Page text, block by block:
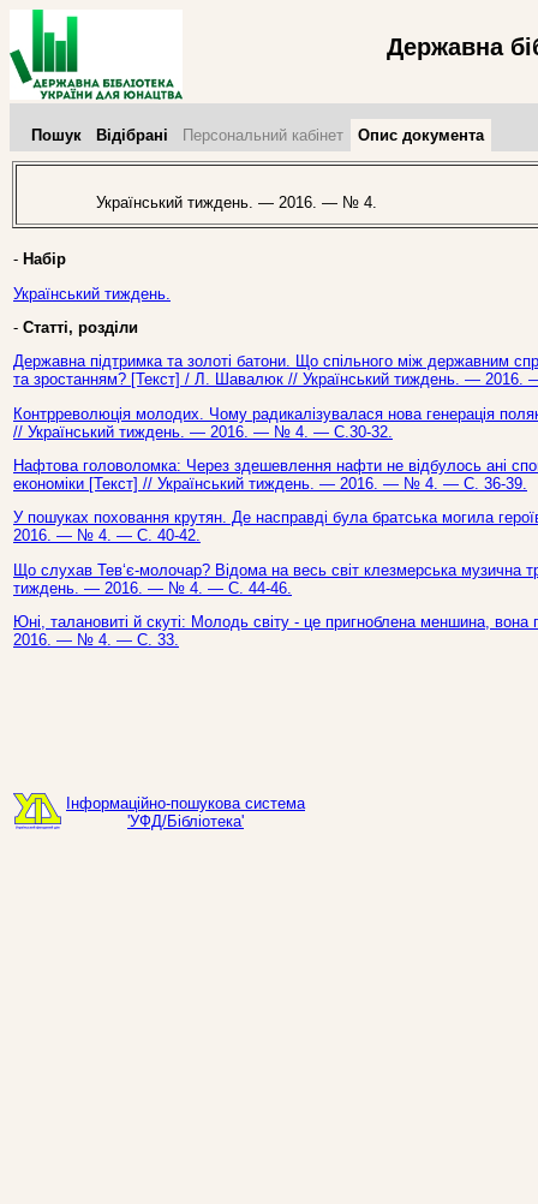
Державна
Пошук Відібрані Персональний кабінет Опис документа
Український тиждень. — 2016. — № 4.
- Набір
Український тиждень.
- Статті, розділи
Державна підтримка та золоті батони. Що спільного між державним
та зростанням? [Текст] / Л. Шавалюк // Український тиждень. —
Контрреволюція молодих. Чому радикалізувалася нова генерація
// Український тиждень. — 2016. — № 4. — С.30-32.
Нафтова головоломка: Через здешевлення нафти не відбулось ані
економіки [Текст] // Український тиждень. — 2016. — № 4. — С. 36-39.
У пошуках поховання крутян. Де насправді була братська могила
2016. — № 4. — С. 40-42.
Що слухав Тев‘є-молочар? Відома на весь світ клезмерська музична
тиждень. — 2016. — № 4. — С. 44-46.
Юні, талановиті й скуті: Молодь світу - це пригноблена меншина,
2016. — № 4. — С. 33.
Інформаційно-пошукова система
'УФД/Бібліотека'